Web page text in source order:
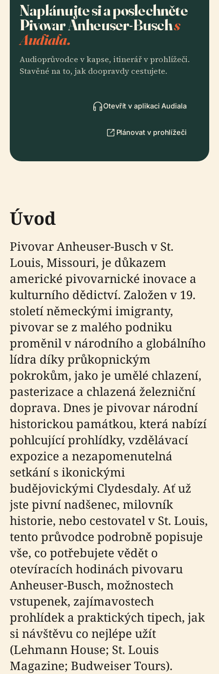
Naplánujte si a poslechněte
Pivovar Anheuser-Buschs
Audiala.
Audioprůvodce v kapse, itinerář v prohlížeči.
Stavěné na to, jak doopravdy cestujete.
Otevřít v aplikaci Audiala
Plánovat v prohlížeči
Úvod
Pivovar Anheuser-Busch v St.
Louis, Missouri, je důkazem
americké pivovarnické inovace a
kulturního dědictví. Založen v 19.
století německými imigranty,
pivovar se z malého podniku
proměnil v národního a globálního
lídra díky průkopnickým
pokrokům, jako je umělé chlazení,
pasterizace a chlazená železniční
doprava. Dnes je pivovar národní
historickou památkou, která nabízí
pohlcující prohlídky, vzdělávací
expozice a nezapomenutelná
setkání s ikonickými
budějovickými Clydesdaly. Ať už
jste pivní nadšenec, milovník
historie, nebo cestovatel v St. Louis,
tento průvodce podrobně popisuje
vše, co potřebujete vědět o
otevíracích hodinách pivovaru
Anheuser-Busch, možnostech
vstupenek, zajímavostech
prohlídek a praktických tipech, jak
si návštěvu co nejlépe užít
(Lehmann House; St. Louis
Magazine; Budweiser Tours).